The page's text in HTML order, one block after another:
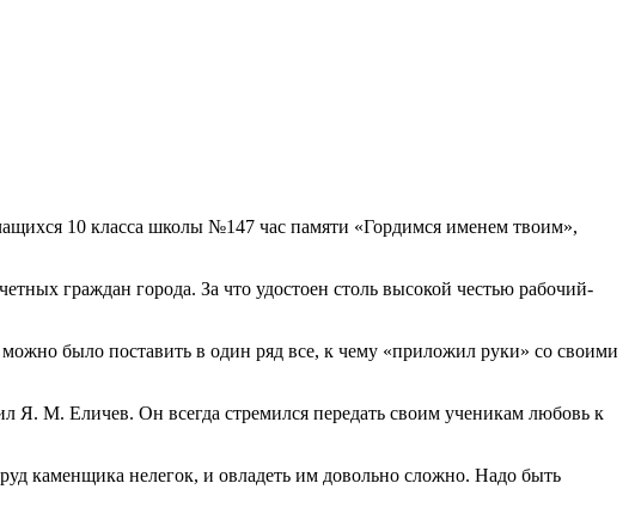
10 класса школы №147 час памяти «Гордимся именем твоим»,
граждан города. За что удостоен столь высокой честью рабочий-
было поставить в один ряд все, к чему «приложил руки» со своими
М. Еличев. Он всегда стремился передать своим ученикам любовь к
каменщика нелегок, и овладеть им довольно сложно. Надо быть